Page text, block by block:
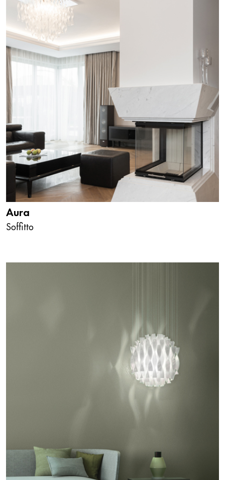
Aura
Soffitto